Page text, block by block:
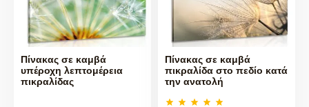
Πίνακας σε καμβά
υπέροχη λεπτομέρεια
πικραλίδας
Πίνακας σε καμβά
πικραλίδα στο πεδίο κατά
την ανατολή